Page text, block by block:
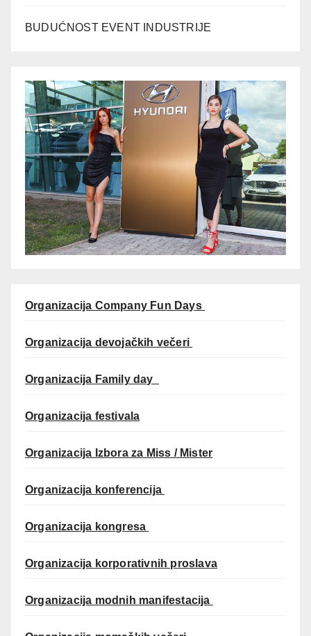
BUDUĆNOST EVENT INDUSTRIJE
Organizacija Company Fun Days
Organizacija devojačkih večeri
Organizacija Family day
Organizacija festivala
Organizacija Izbora za Miss / Mister
Organizacija konferencija
Organizacija kongresa
Organizacija korporativnih proslava
Organizacija modnih manifestacija